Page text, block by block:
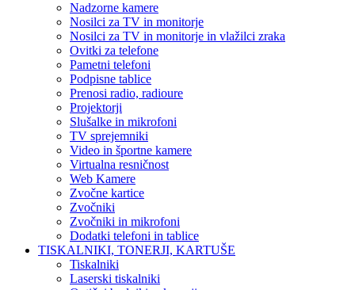
Nadzorne kamere
Nosilci za TV in monitorje
Nosilci za TV in monitorje in vlažilci zraka
Ovitki za telefone
Pametni telefoni
Podpisne tablice
Prenosi radio, radioure
Projektorji
Slušalke in mikrofoni
TV sprejemniki
Video in športne kamere
Virtualna resničnost
Web Kamere
Zvočne kartice
Zvočniki
Zvočniki in mikrofoni
Dodatki telefoni in tablice
TISKALNIKI, TONERJI, KARTUŠE
Tiskalniki
Laserski tiskalniki